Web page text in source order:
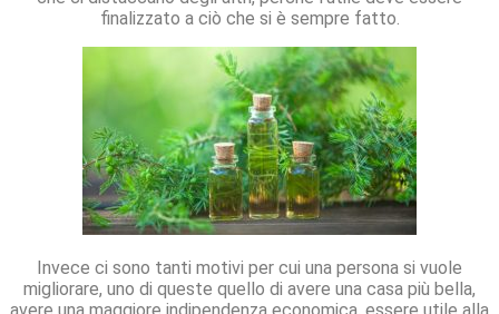
finalizzato a ciò che si è sempre fatto.
Invece ci sono tanti motivi per cui una persona si vuole
migliorare, uno di queste quello di avere una casa più bella,